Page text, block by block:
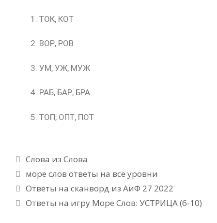
ТОК, КОТ
ВОР, РОВ
УМ, УЖ, МУЖ
РАБ, БАР, БРА
ТОП, ОПТ, ПОТ
Рубрики
Слова из Слова
Метки
море слов ответы на все уровни
Ответы на сканворд из АиФ 27 2022
Ответы на игру Море Слов: УСТРИЦА (6-10)